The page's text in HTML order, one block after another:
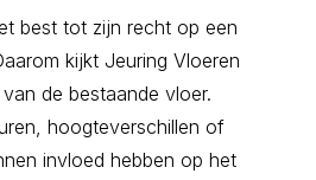
best tot zijn recht op een
kijkt Jeuring Vloeren
de bestaande vloer.
hoogteverschillen of
invloed hebben op het